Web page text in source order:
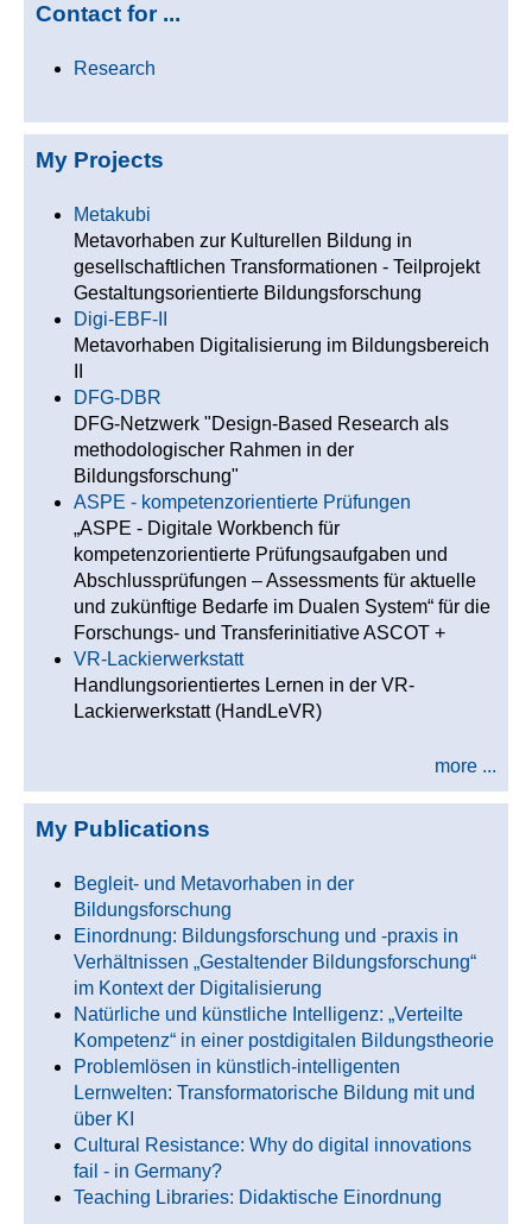
Contact for ...
Research
My Projects
Metakubi
Metavorhaben zur Kulturellen Bildung in
gesellschaftlichen Transformationen - Teilprojekt
Gestaltungsorientierte Bildungsforschung
Digi-EBF-II
Metavorhaben Digitalisierung im Bildungsbereich
DFG-DBR
DFG-Netzwerk "Design-Based Research als
methodologischer Rahmen in der
Bildungsforschung"
ASPE - kompetenzorientierte Prüfungen
„ASPE - Digitale Workbench für
kompetenzorientierte Prüfungsaufgaben und
Abschlussprüfungen – Assessments für aktuelle
und zukünftige Bedarfe im Dualen System“ für die
Forschungs- und Transferinitiative ASCOT +
VR-Lackierwerkstatt
Handlungsorientiertes Lernen in der VR-
Lackierwerkstatt (HandLeVR)
more ...
My Publications
Begleit- und Metavorhaben in der
Bildungsforschung
Einordnung: Bildungsforschung und -praxis in
Verhältnissen „Gestaltender Bildungsforschung“
im Kontext der Digitalisierung
Natürliche und künstliche Intelligenz: „Verteilte
Kompetenz“ in einer postdigitalen Bildungstheorie
Problemlösen in künstlich-intelligenten
Lernwelten: Transformatorische Bildung mit und
über KI
Cultural Resistance: Why do digital innovations
fail - in Germany?
Teaching Libraries: Didaktische Einordnung